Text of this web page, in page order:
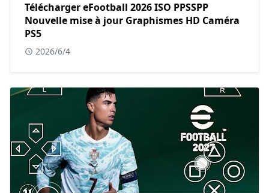
Télécharger eFootball 2026 ISO PPSSPP
Nouvelle mise à jour Graphismes HD Caméra
PS5
2026/6/4